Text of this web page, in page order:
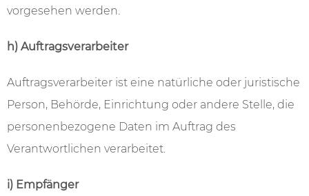
vorgesehen werden.
h) Auftragsverarbeiter
Auftragsverarbeiter ist eine natürliche oder juristische
Person, Behörde, Einrichtung oder andere Stelle, die
personenbezogene Daten im Auftrag des
Verantwortlichen verarbeitet.
i) Empfänger